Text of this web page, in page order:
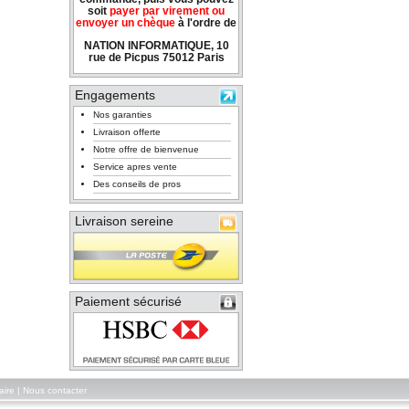
soit payer par virement ou
envoyer un chèque à l'ordre de
NATION INFORMATIQUE, 10
rue de Picpus 75012 Paris
Engagements
Nos garanties
Livraison offerte
Notre offre de bienvenue
Service apres vente
Des conseils de pros
Livraison sereine
Paiement sécurisé
Nous contacter